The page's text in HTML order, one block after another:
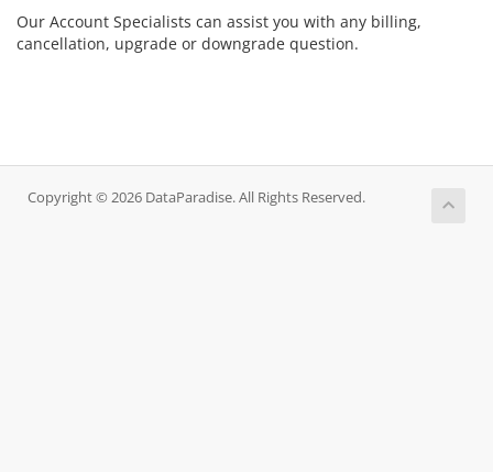
Our Account Specialists can assist you with any billing,
cancellation, upgrade or downgrade question.
Copyright © 2026 DataParadise. All Rights Reserved.